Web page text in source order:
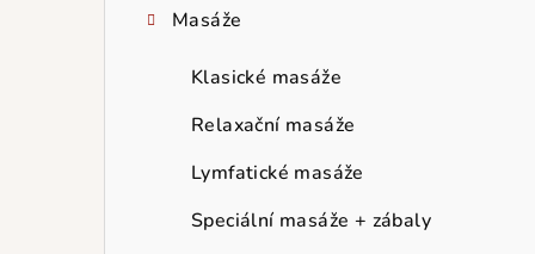
Masáže
Klasické masáže
Relaxační masáže
Lymfatické masáže
Speciální masáže + zábaly